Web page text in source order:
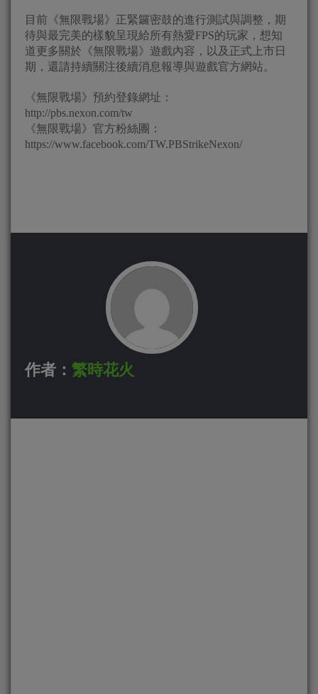
目前《無限戰場》正緊鑼密鼓的進行測試與調整，期
待與最完美的樣貌呈現給所有熱愛FPS的玩家，想知
道更多關於《無限戰場》遊戲內容，以及正式上市日
期，還請持續關注後續消息報導與遊戲官方網站。
《無限戰場》預約登錄網址：
http://pbs.nexon.com/tw
《無限戰場》官方粉絲團：
https://www.facebook.com/TW.PBStrikeNexon/
作者： 繁時花火